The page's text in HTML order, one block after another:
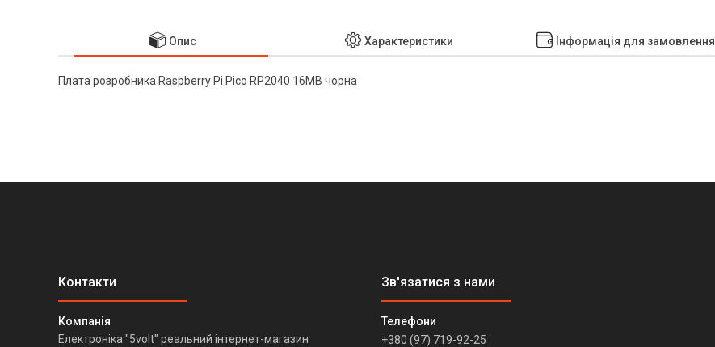
Опис Характеристики Інформація для замовлення
Плата розробника Raspberry Pi Pico RP2040 16MB чорна
Електроніка "5volt" реальний інтернет-магазин +380 (97) 719-92-25